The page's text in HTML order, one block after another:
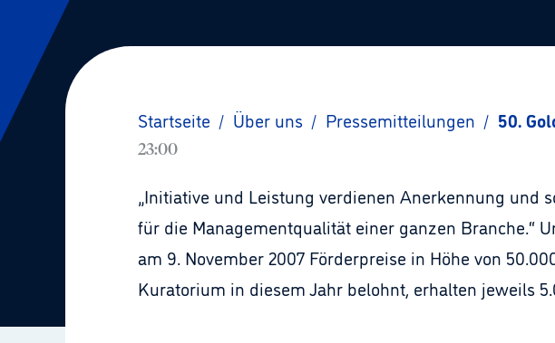
Startseite / Über uns / Pressemitteilungen / 50.
23:00
„Initiative und Leistung verdienen Anerkennung und
für die Managementqualität einer ganzen Branche.“
am 9. November 2007 Förderpreise in Höhe von
Kuratorium in diesem Jahr belohnt, erhalten jeweils